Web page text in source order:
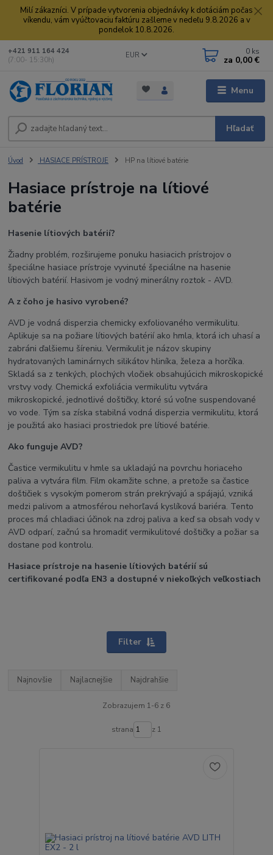
Milí zákazníci. V prípade vytvorenia objednávky k dotáciám počas
víkendu, vám vyúčtovaciu faktúru zašleme v nedeľu 9.8.2026 a v
pondelok 10.8.2026.
Menu
EUR
Hľadať
+421 911 164 424
(7:00- 15:30h)
0 ks
za 0,00 €
Úvod HASIACE PRÍSTROJE HP na lítiové batérie
Hasiace prístroje na lítiové
batérie
Hasenie lítiových batérií?
Žiadny problém, rozširujeme ponuku hasiacich prístrojov o
špeciálne hasiace prístroje vyvinuté špeciálne na hasenie
lítiových batérií. Hasivom je vodný minerálny roztok - AVD.
A z čoho je hasivo vyrobené?
AVD je vodná disperzia chemicky exfoliovaného vermikulitu.
Aplikuje sa na požiare lítiových batérií ako hmla, ktorá ich uhasí a
zabráni ďalšiemu šíreniu. Vermikulit je názov skupiny
hydratovaných laminárnych silikátov hliníka, železa a horčíka.
Skladá sa z tenkých, plochých vločiek obsahujúcich mikroskopické
vrstvy vody. Chemická exfoliácia vermikulitu vytvára
mikroskopické, jednotlivé doštičky, ktoré sú voľne suspendované
vo vode. Tým sa získa stabilná vodná disperzia vermikulitu, ktorá
je použitá ako hasiaci prostriedok pre lítiové batérie.
Ako funguje AVD?
Častice vermikulitu v hmle sa ukladajú na povrchu horiaceho
paliva a vytvára film. Film okamžite schne, a pretože sa častice
doštičiek s vysokým pomerom strán prekrývajú a spájajú, vzniká
medzi palivom a atmosférou nehorľavá kyslíková bariéra. Tento
proces má chladiaci účinok na zdroj paliva a keď sa obsah vody v
AVD odparí, začnú sa hromadiť vermikulitové doštičky a požiar sa
dostane pod kontrolu.
Hasiace prístroje na hasenie lítiových batérií sú
certifikované podľa EN3 a dostupné v niekoľkých veľkostiach
Filter
Najnovšie Najlacnejšie Najdrahšie
Zobrazujem 1-6 z 6
strana z 1